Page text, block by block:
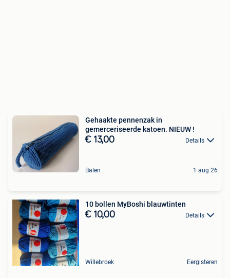
Gehaakte pennenzak in
gemerceriseerde katoen. NIEUW !
€ 13,00 Details
Balen 1 aug 26
10 bollen MyBoshi blauwtinten
€ 10,00 Details
Willebroek Eergisteren